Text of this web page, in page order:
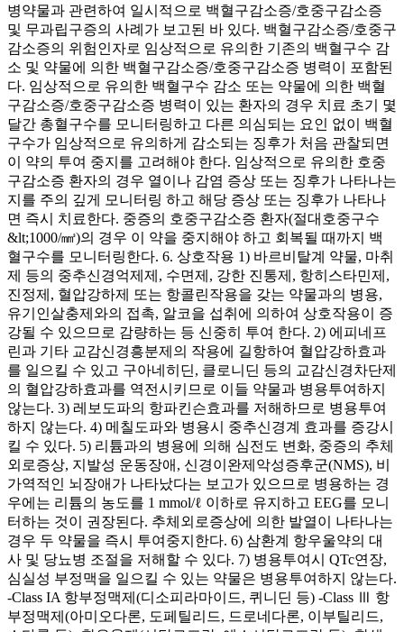
병약물과 관련하여 일시적으로 백혈구감소증/호중구감소증
및 무과립구증의 사례가 보고된 바 있다. 백혈구감소증/호중구
감소증의 위험인자로 임상적으로 유의한 기존의 백혈구수 감
소 및 약물에 의한 백혈구감소증/호중구감소증 병력이 포함된
다. 임상적으로 유의한 백혈구수 감소 또는 약물에 의한 백혈
구감소증/호중구감소증 병력이 있는 환자의 경우 치료 초기 몇
달간 총혈구수를 모니터링하고 다른 의심되는 요인 없이 백혈
구수가 임상적으로 유의하게 감소되는 징후가 처음 관찰되면
이 약의 투여 중지를 고려해야 한다. 임상적으로 유의한 호중
구감소증 환자의 경우 열이나 감염 증상 또는 징후가 나타나는
지를 주의 깊게 모니터링 하고 해당 증상 또는 징후가 나타나
면 즉시 치료한다. 중증의 호중구감소증 환자(절대호중구수
&lt;1000/㎣)의 경우 이 약을 중지해야 하고 회복될 때까지 백
혈구수를 모니터링한다. 6. 상호작용 1) 바르비탈계 약물, 마취
제 등의 중추신경억제제, 수면제, 강한 진통제, 항히스타민제,
진정제, 혈압강하제 또는 항콜린작용을 갖는 약물과의 병용,
유기인살충제와의 접촉, 알코을 섭취에 의하여 상호작용이 증
강될 수 있으므로 감량하는 등 신중히 투여 한다. 2) 에피네프
린과 기타 교감신경흥분제의 작용에 길항하여 혈압강하효과
를 일으킬 수 있고 구아네히딘, 클로니딘 등의 교감신경차단제
의 혈압강하효과를 역전시키므로 이들 약물과 병용투여하지
않는다. 3) 레보도파의 항파킨슨효과를 저해하므로 병용투여
하지 않는다. 4) 메칠도파와 병용시 중추신경계 효과를 증강시
킬 수 있다. 5) 리튬과의 병용에 의해 심전도 변화, 중증의 추체
외로증상, 지발성 운동장애, 신경이완제악성증후군(NMS), 비
가역적인 뇌장애가 나타났다는 보고가 있으므로 병용하는 경
우에는 리튬의 농도를 1 mmol/ℓ 이하로 유지하고 EEG를 모니
터하는 것이 권장된다. 추체외로증상에 의한 발열이 나타나는
경우 두 약물을 즉시 투여중지한다. 6) 삼환계 항우울약의 대
사 및 당뇨병 조절을 저해할 수 있다. 7) 병용투여시 QTc연장,
심실성 부정맥을 일으킬 수 있는 약물은 병용투여하지 않는다.
-Class IA 항부정맥제(디소피라마이드, 퀴니딘 등) -Class Ⅲ 항
부정맥제(아미오다론, 도페틸리드, 드로네다론, 이부틸리드,